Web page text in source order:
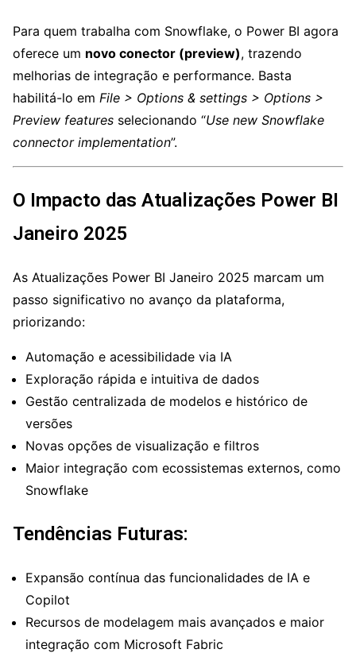
Para quem trabalha com Snowflake, o Power BI agora
oferece um novo conector (preview), trazendo
melhorias de integração e performance. Basta
habilitá-lo em File > Options & settings > Options >
Preview features selecionando “Use new Snowflake
connector implementation”.
O Impacto das Atualizações Power BI
Janeiro 2025
As Atualizações Power BI Janeiro 2025 marcam um
passo significativo no avanço da plataforma,
priorizando:
Automação e acessibilidade via IA
Exploração rápida e intuitiva de dados
Gestão centralizada de modelos e histórico de
versões
Novas opções de visualização e filtros
Maior integração com ecossistemas externos, como
Snowflake
Tendências Futuras:
Expansão contínua das funcionalidades de IA e
Copilot
Recursos de modelagem mais avançados e maior
integração com Microsoft Fabric